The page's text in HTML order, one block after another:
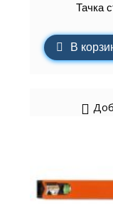
Тачка
В